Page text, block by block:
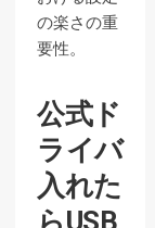
の楽さの重
要性。
公式ド
ライバ
入れた
らUSB